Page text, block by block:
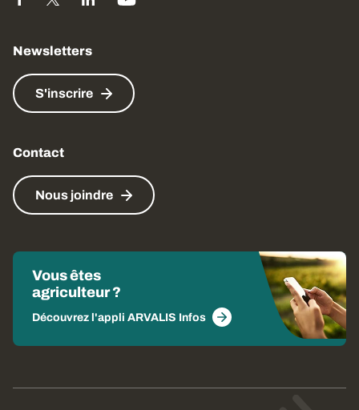
Newsletters
S'inscrire
Contact
Nous joindre
Vous êtes
agriculteur ?
Découvrez l'appli ARVALIS Infos